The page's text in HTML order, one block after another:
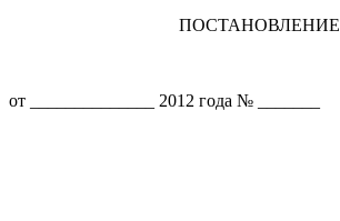
ПОСТАНОВЛЕНИЕ
от ______________ 2012 года № _______